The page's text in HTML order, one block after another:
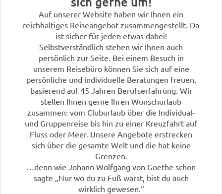
Auf unserer Website haben wir Ihnen ein
reichhaltiges Reiseangebot zusammengestellt. Da
ist sicher für jeden etwas dabei!
Selbstverständlich stehen wir Ihnen auch
persönlich zur Seite. Bei einem Besuch in
unserem Reisebüro können Sie sich auf eine
persönliche und individuelle Beratungen freuen,
basierend auf 45 Jahren Berufserfahrung. Wir
stellen Ihnen gerne Ihren Wunschurlaub
zusammen: vom Cluburlaub über die Individual-
und Gruppenreise bis hin zu einer Kreuzfahrt auf
Fluss oder Meer. Unsere Angebote erstrecken
sich über die gesamte Welt und die hat keine
Grenzen.
…denn wie Johann Wolfgang von Goethe schon
sagte „Nur wo du zu Fuß warst, bist du auch
wirklich gewesen.“